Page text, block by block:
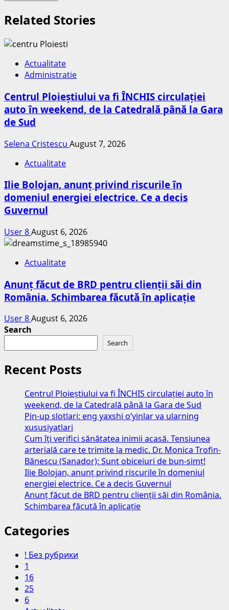
Related Stories
Actualitate
Administratie
Centrul Ploieștiului va fi ÎNCHIS circulației
auto în weekend, de la Catedrală până la Gara
de Sud
Selena Cristescu August 7, 2026
Actualitate
Ilie Bolojan, anunț privind riscurile în
domeniul energiei electrice. Ce a decis
Guvernul
User 8August 6, 2026
Actualitate
Anunț făcut de BRD pentru clienții săi din
România. Schimbarea făcută în aplicație
User 8August 6, 2026
Search
Search
Recent Posts
Centrul Ploieștiului va fi ÎNCHIS circulației auto în
weekend, de la Catedrală până la Gara de Sud
Pin-up slotlari: eng yaxshi o‘yinlar va ularning
xususiyatlari
Cum îți verifici sănătatea inimii acasă. Tensiunea
arterială care te trimite la medic. Dr. Monica Trofin-
Bănescu (Sanador): Sunt obiceiuri de bun-simț!
Ilie Bolojan, anunț privind riscurile în domeniul
energiei electrice. Ce a decis Guvernul
Anunț făcut de BRD pentru clienții săi din România.
Schimbarea făcută în aplicație
Categories
! Без рубрики
1
16
25
6